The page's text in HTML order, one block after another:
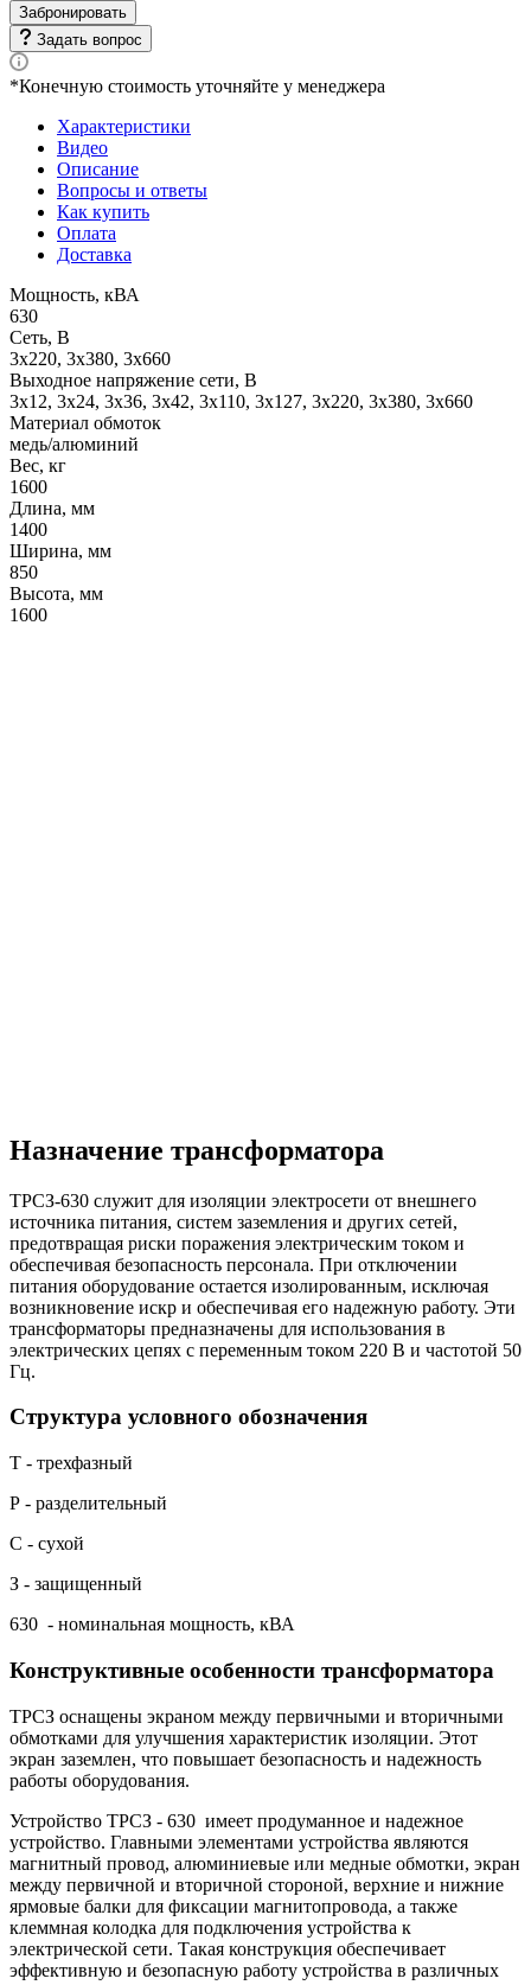
Забронировать
Задать вопрос
*Конечную стоимость уточняйте у менеджера
Характеристики
Видео
Описание
Вопросы и ответы
Как купить
Оплата
Доставка
Мощность, кВА
630
Сеть, В
3x220, 3х380, 3x660
Выходное напряжение сети, В
3x12, 3x24, 3x36, 3x42, 3x110, 3x127, 3x220, 3x380, 3x660
Материал обмоток
медь/алюминий
Вес, кг
1600
Длина, мм
1400
Ширина, мм
850
Высота, мм
1600
Назначение трансформатора
ТPCЗ-630 служит для изоляции электросети от внешнего
источника питания, систем заземления и других сетей,
предотвращая риски поражения электрическим током и
обеспечивая безопасность персонала. При отключении
питания оборудование остается изолированным, исключая
возникновение искр и обеспечивая его надежную работу. Эти
трансформаторы предназначены для использования в
электрических цепях с переменным током 220 В и частотой 50
Гц.
Структура условного обозначения
Т - трехфазный
Р - разделительный
С - сухой
З - защищенный
630 - номинальная мощность, кВА
Конструктивные особенности трансформатора
ТРСЗ оснащены экраном между первичными и вторичными
обмотками для улучшения характеристик изоляции. Этот
экран заземлен, что повышает безопасность и надежность
работы оборудования.
Устройство ТРСЗ - 630 имеет продуманное и надежное
устройство. Главными элементами устройства являются
магнитный провод, алюминиевые или медные обмотки, экран
между первичной и вторичной стороной, верхние и нижние
ярмовые балки для фиксации магнитопровода, а также
клеммная колодка для подключения устройства к
электрической сети. Такая конструкция обеспечивает
эффективную и безопасную работу устройства в различных